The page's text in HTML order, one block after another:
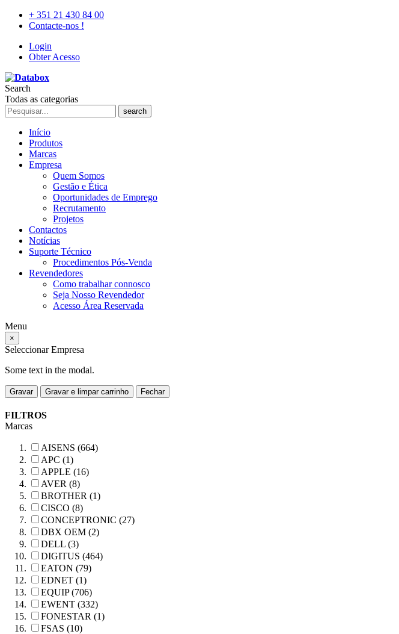
+ 351 21 430 84 00
Contacte-nos !
Login
Obter Acesso
Search
Todas as categorias
search
Início
Produtos
Marcas
Empresa
Quem Somos
Gestão e Ética
Oportunidades de Emprego
Recrutamento
Projetos
Contactos
Notícias
Suporte Técnico
Procedimentos Pós-Venda
Revendedores
Como trabalhar connosco
Seja Nosso Revendedor
Acesso Área Reservada
Menu
×
Seleccionar Empresa
Some text in the modal.
Gravar Gravar e limpar carrinho Fechar
FILTROS
Marcas
AISENS (664)
APC (1)
APPLE (16)
AVER (8)
BROTHER (1)
CISCO (8)
CONCEPTRONIC (27)
DBX OEM (2)
DELL (3)
DIGITUS (464)
EATON (79)
EDNET (1)
EQUIP (706)
EWENT (332)
FONESTAR (1)
FSAS (10)